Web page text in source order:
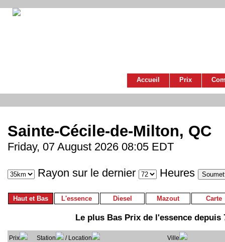
Accueil Prix
Sainte-Cécile-de-Milton, QC
Friday, 07 August 2026 08:05 EDT
Rayon sur le dernier Heures
Haut et Bas L'essence Diesel Mazout Carte
Le plus Bas Prix de l'essence depuis
Prix Station / Location
Ville